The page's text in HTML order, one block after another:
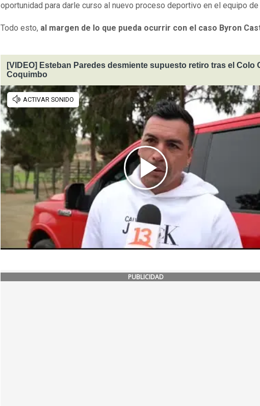
oportunidad para darle curso al nuevo proceso deportivo en el equipo
Todo esto, al margen de lo que pueda ocurrir con el caso Byron
[VIDEO] Esteban Paredes desmiente supuesto retiro tras el Colo
Coquimbo
PUBLICIDAD